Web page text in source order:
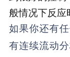
般情况下反应
如果你还有
有连续流动